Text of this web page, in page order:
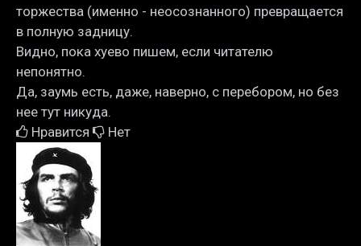
торжества (именно - неосознанного) превращается
в полную задницу.
Видно, пока хуево пишем, если читателю
непонятно.
Да, заумь есть, даже, наверно, с перебором, но без
нее тут никуда.
Нравится
Нет